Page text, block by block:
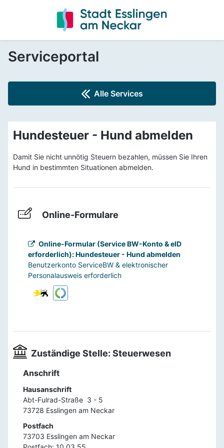
Serviceportal
Alle Services
Hundesteuer - Hund abmelden
Damit Sie nicht unnötig Steuern bezahlen, müssen Sie Ihren
Hund in bestimmten Situationen abmelden.
Online-Formulare
Online-Formular (Service BW-Konto & eID
erforderlich): Hundesteuer - Hund abmelden
Benutzerkonto ServiceBW & elektronischer
Personalausweis erforderlich
Zuständige Stelle: Steuerwesen
Anschrift
Hausanschrift
Abt-Fulrad-Straße  3 - 5
Postfach
73703 Esslingen am Neckar